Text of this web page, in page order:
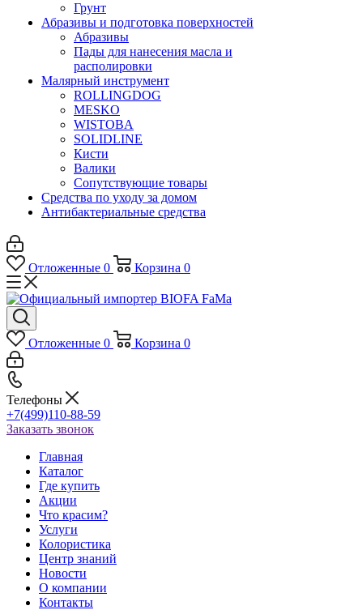
Грунт
Абразивы и подготовка поверхностей
Абразивы
Пады для нанесения масла и
располировки
Малярный инструмент
ROLLINGDOG
MESKO
WISTOBA
SOLIDLINE
Кисти
Валики
Сопутствующие товары
Средства по уходу за домом
Антибактериальные средства
Отложенные 0 Корзина 0
Отложенные 0 Корзина 0
Телефоны
+7(499)110-88-59
Заказать звонок
Главная
Каталог
Где купить
Акции
Что красим?
Услуги
Колористика
Центр знаний
Новости
О компании
Контакты